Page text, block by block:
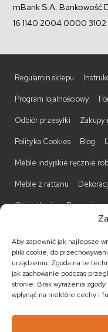
Aby zapewnić jak najlepsze
pliki cookie, do
urządzeniu. Zgoda na te
jak zachowanie podczas
stronie. Brak wyrażenia
wpłynąć na niektóre cechy i
mBank S.A. Bankowość
16 1140 2004 0000 3102
Regulamin sklepu
Program lojalnościowy
Odbiór przesyłki Zakupy
Polityka Cookies Blog
Meble indyjskie ręcznie
Meble z rattanu
Oświetlenie Promocje
Kufry indyjskie Ławki
Parawany kolonialne
Stojaki na CD Stoliki